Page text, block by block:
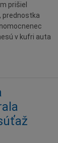
prišiel
prednostka
v kufri auta